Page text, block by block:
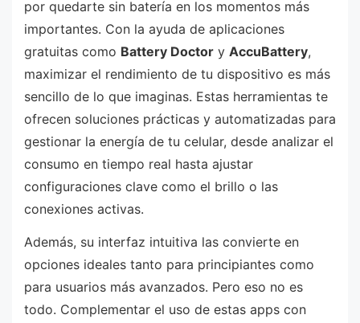
por quedarte sin batería en los momentos más
importantes. Con la ayuda de aplicaciones
gratuitas como Battery Doctor y AccuBattery,
maximizar el rendimiento de tu dispositivo es más
sencillo de lo que imaginas. Estas herramientas te
ofrecen soluciones prácticas y automatizadas para
gestionar la energía de tu celular, desde analizar el
consumo en tiempo real hasta ajustar
configuraciones clave como el brillo o las
conexiones activas.
Además, su interfaz intuitiva las convierte en
opciones ideales tanto para principiantes como
para usuarios más avanzados. Pero eso no es
todo. Complementar el uso de estas apps con